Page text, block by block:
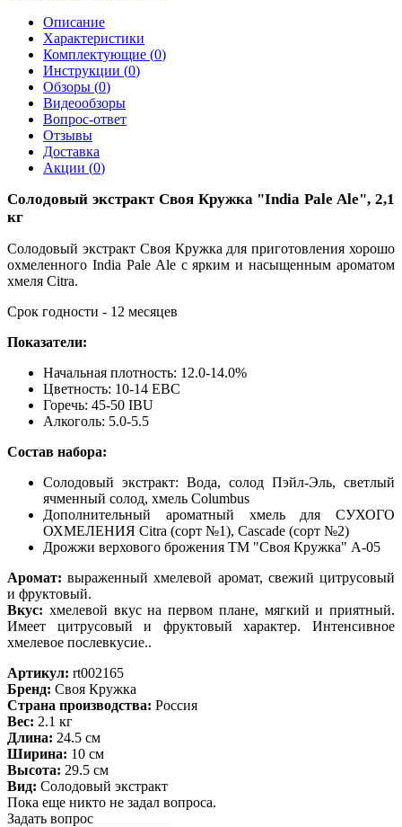
Описание
Характеристики
Комплектующие (0)
Инструкции (0)
Обзоры (0)
Видеообзоры
Вопрос-ответ
Отзывы
Доставка
Акции (0)
Солодовый экстракт Своя Кружка "India Pale Ale", 2,1
кг
Солодовый экстракт Своя Кружка для приготовления хорошо
охмеленного India Pale Ale с ярким и насыщенным ароматом
хмеля Citra.
Срок годности - 12 месяцев
Показатели:
Начальная плотность: 12.0-14.0%
Цветность: 10-14 EBC
Горечь: 45-50 IBU
Алкоголь: 5.0-5.5
Состав набора:
Солодовый экстракт: Вода, солод Пэйл-Эль, светлый
ячменный солод, хмель Columbus
Дополнительный ароматный хмель для СУХОГО
ОХМЕЛЕНИЯ Citra (сорт №1), Cascade (сорт №2)
Дрожжи верхового брожения ТМ "Своя Кружка" А-05
Аромат: выраженный хмелевой аромат, свежий цитрусовый
и фруктовый.
Вкус: xмелевой вкус на первом плане, мягкий и приятный.
Имеет цитрусовый и фруктовый характер. Интенсивное
хмелевое послевкусие..
Артикул: rt002165
Бренд: Своя Кружка
Страна производства: Россия
Вес: 2.1 кг
Длина: 24.5 см
Ширина: 10 см
Высота: 29.5 см
Вид: Солодовый экстракт
Пока еще никто не задал вопроса.
Задать вопрос